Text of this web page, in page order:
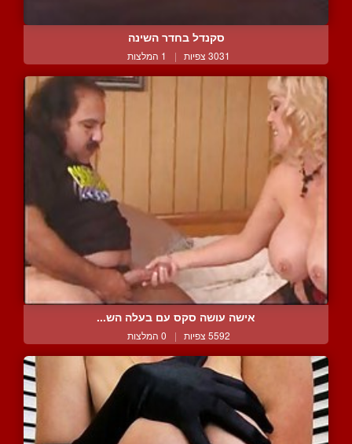
סקנדל בחדר השינה
3031 צפיות | 1 המלצות
אישה עושה סקס עם בעלה הש...
5592 צפיות | 0 המלצות